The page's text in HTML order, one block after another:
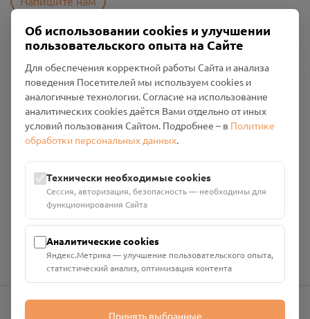
Политика конфиденциальности
Промо-материалы
Настройки cookies
Общество с ограниченной ответственностью «Смоленский
Проект Помним»
ИНН: 6700029207 ОГРН: 1256700001986
Юридический адрес: 216790, Смоленская область, р-н
Руднянский, г. Рудня, улица Западная, д. 26А, пом. 18
Номер счёта: 40702810901130004287 в АО "АЛЬФА-БАНК"
Об использовании cookies и улучшении
пользовательского опыта на Сайте
Для обеспечения корректной работы Сайта и анализа
поведения Посетителей мы используем cookies и
аналогичные технологии. Согласие на использование
аналитических cookies даётся Вами отдельно от иных
условий пользования Сайтом. Подробнее – в Политике
обработки персональных данных.
Технически необходимые cookies
Сессия, авторизация, безопасность — необходимы для
функционирования Сайта
Аналитические cookies
Яндекс.Метрика — улучшение пользовательского опыта,
статистический анализ, оптимизация контента
Принять выбранные